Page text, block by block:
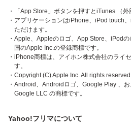
・「App Store」ボタンを押すとiTunes （外
・アプリケーションはiPhone、iPod touch
ただけます。
・Apple、Appleのロゴ、App Store、iPod
国のApple Inc.の登録商標です。
・iPhone商標は、アイホン株式会社のライ
す。
・Copyright (C) Apple Inc. All rights
・Android、Androidロゴ、Google Play 、お
Google LLC の商標です。
Yahoo!フリマについて